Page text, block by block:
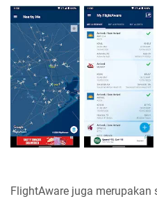
FlightAware juga